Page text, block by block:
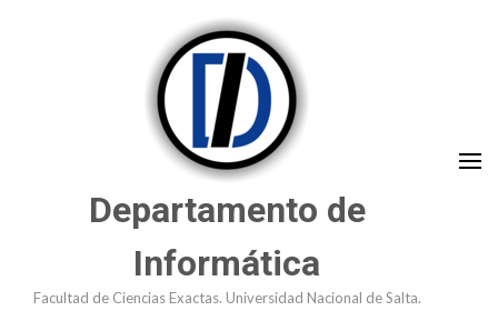
Departamento de
Informática
Facultad de Ciencias Exactas. Universidad Nacional de Salta.